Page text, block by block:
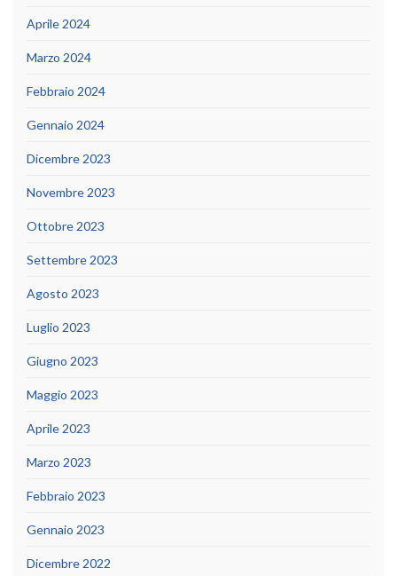
Aprile 2024
Marzo 2024
Febbraio 2024
Gennaio 2024
Dicembre 2023
Novembre 2023
Ottobre 2023
Settembre 2023
Agosto 2023
Luglio 2023
Giugno 2023
Maggio 2023
Aprile 2023
Marzo 2023
Febbraio 2023
Gennaio 2023
Dicembre 2022